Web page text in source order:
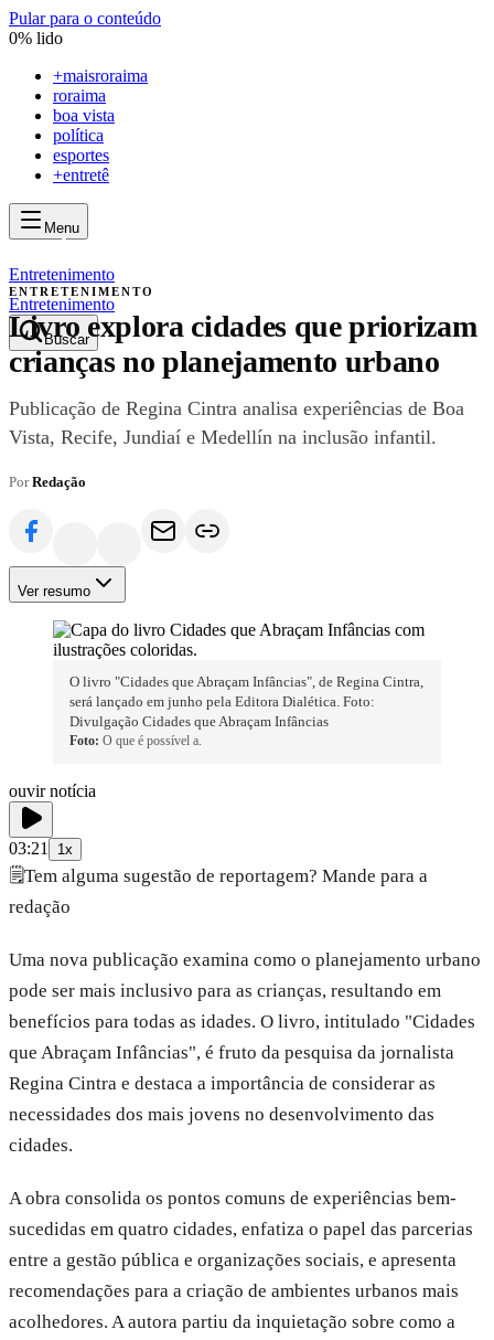
Pular para o conteúdo
0% lido
+maisroraima
roraima
boa vista
política
esportes
+entretê
Menu
maisroraima
maisroraima
Entretenimento
Buscar
Entretenimento
ENTRETENIMENTO
Livro explora cidades que priorizam
crianças no planejamento urbano
Publicação de Regina Cintra analisa experiências de Boa
Vista, Recife, Jundiaí e Medellín na inclusão infantil.
PorRedação
Ver resumo
O livro "Cidades que Abraçam Infâncias", de Regina Cintra,
será lançado em junho pela Editora Dialética. Foto:
Divulgação Cidades que Abraçam Infâncias
Foto: O que é possível a.
ouvir notícia
03:21 1x
🗒️Tem alguma sugestão de reportagem? Mande para a
redação
Uma nova publicação examina como o planejamento urbano
pode ser mais inclusivo para as crianças, resultando em
benefícios para todas as idades. O livro, intitulado "Cidades
que Abraçam Infâncias", é fruto da pesquisa da jornalista
Regina Cintra e destaca a importância de considerar as
necessidades dos mais jovens no desenvolvimento das
cidades.
A obra consolida os pontos comuns de experiências bem-
sucedidas em quatro cidades, enfatiza o papel das parcerias
entre a gestão pública e organizações sociais, e apresenta
recomendações para a criação de ambientes urbanos mais
acolhedores. A autora partiu da inquietação sobre como a